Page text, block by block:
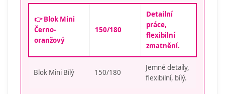
👉 Blok Mini
Černo-
oranžový
150/180
Detailní
práce,
flexibilní
zmatnění.
Blok Mini Bílý 150/180
Jemné detaily,
flexibilní, bílý.